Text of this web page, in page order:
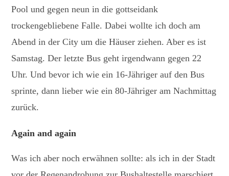
Pool und gegen neun in die gottseidank
trockengebliebene Falle. Dabei wollte ich doch am
Abend in der City um die Häuser ziehen. Aber es ist
Samstag. Der letzte Bus geht irgendwann gegen 22
Uhr. Und bevor ich wie ein 16-Jähriger auf den Bus
sprinte, dann lieber wie ein 80-Jähriger am Nachmittag
zurück.
Again and again
Was ich aber noch erwähnen sollte: als ich in der Stadt